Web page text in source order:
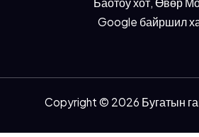
Google байршил
Copyright © 2026 Бугатын